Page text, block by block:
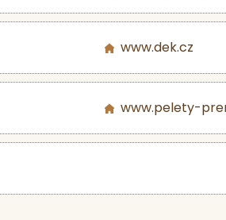
www.dek.cz
www.pelety-